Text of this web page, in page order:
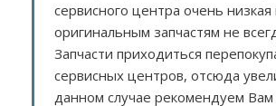
сервисного центра очень низкая
оригинальным запчастям не
Запчасти приходиться
сервисных центров, отсюда
данном случае рекомендуем Вам